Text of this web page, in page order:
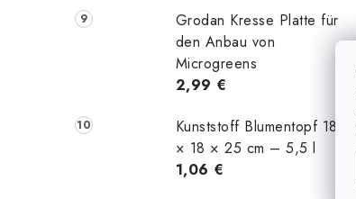
Grodan Kresse Platte für
den Anbau von
Microgreens
2,99 €
Kunststoff Blumentopf 18
× 18 × 25 cm – 5,5 l
1,06 €